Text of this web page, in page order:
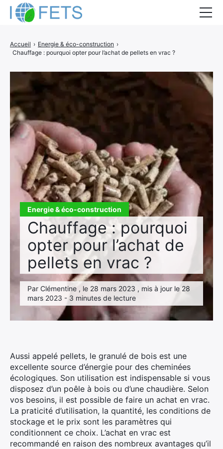
Energie & éco-construction
Chauffage : pourquoi
opter pour l’achat de
pellets en vrac ?
Par Clémentine , le 28 mars 2023 , mis à jour le 28
mars 2023 - 3 minutes de lecture
Accueil › Energie & éco-construction ›
Chauffage : pourquoi opter pour l’achat de pellets en vrac ?
Aussi appelé pellets, le granulé de bois est une
excellente source d’énergie pour des cheminées
écologiques. Son utilisation est indispensable si vous
disposez d’un poêle à bois ou d’une chaudière. Selon
vos besoins, il est possible de faire un achat en vrac.
La praticité d’utilisation, la quantité, les conditions de
stockage et le prix sont les paramètres qui
conditionnent ce choix. L’achat en vrac est
recommandé en raison des nombreux avantages qu’il
Actualités
Métiers du BTP
Guides thermiques
Aides à la rénovation
DEVIS